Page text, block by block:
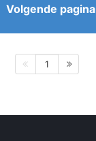
Volgende pagina
1